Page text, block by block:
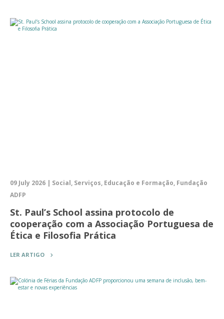
09 July 2026 | Social, Serviços, Educação e Formação, Fundação
ADFP
St. Paul’s School assina protocolo de
cooperação com a Associação Portuguesa de
Ética e Filosofia Prática
LER ARTIGO